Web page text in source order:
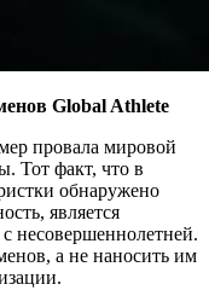
Global Athlete
провала мировой
Тот факт, что в
обнаружено
является
несовершеннолетней.
а не наносить им